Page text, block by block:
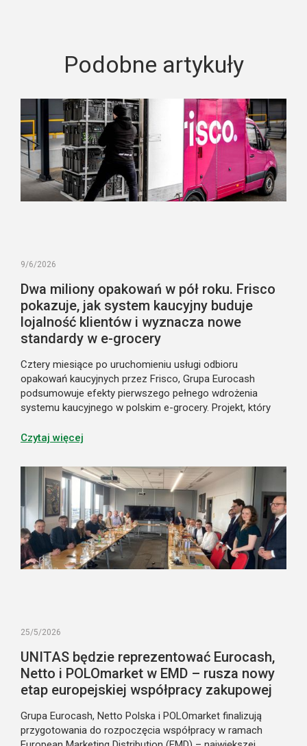
Podobne artykuły
9/6/2026
Dwa miliony opakowań w pół roku. Frisco
pokazuje, jak system kaucyjny buduje
lojalność klientów i wyznacza nowe
standardy w e-grocery
Cztery miesiące po uruchomieniu usługi odbioru
opakowań kaucyjnych przez Frisco, Grupa Eurocash
podsumowuje efekty pierwszego pełnego wdrożenia
systemu kaucyjnego w polskim e-grocery. Projekt, który
w nowym systemie, stał się jednocześnie istotnym
marki. Pokazuje on także nowy model obsługi systemu
kaucyjnego w zakupach online.
Czytaj więcej
25/5/2026
UNITAS będzie reprezentować Eurocash,
Netto i POLOmarket w EMD – rusza nowy
etap europejskiej współpracy zakupowej
Grupa Eurocash, Netto Polska i POLOmarket finalizują
przygotowania do rozpoczęcia współpracy w ramach